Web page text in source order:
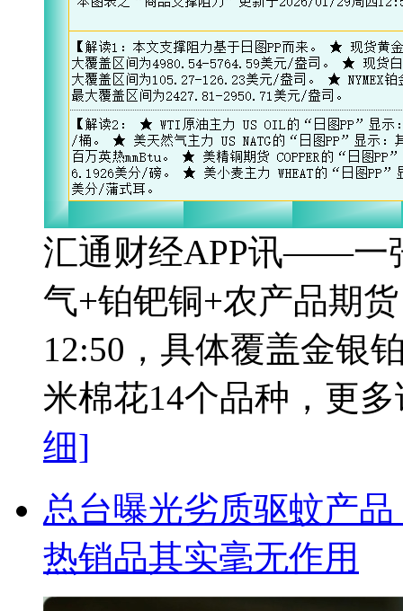
汇通财经APP讯——一
气+铂钯铜+农产品期
12:50，具体覆盖金银
米棉花14个品种，更
细]
总台曝光劣质驱蚊产
热销品其实毫无作用